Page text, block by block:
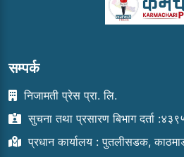
सम्पर्क
निजामती प्रेस प्रा. लि.
सुचना तथा प्रसारण बिभाग दर्ता
प्रधान कार्यालय : पुतलीसडक,